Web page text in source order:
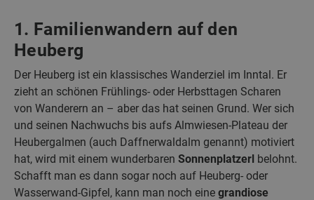
1. Familienwandern auf den
Heuberg
Der Heuberg ist ein klassisches Wanderziel im Inntal. Er
zieht an schönen Frühlings- oder Herbsttagen Scharen
von Wanderern an – aber das hat seinen Grund. Wer sich
und seinen Nachwuchs bis aufs Almwiesen-Plateau der
Heubergalmen (auch Daffnerwaldalm genannt) motiviert
hat, wird mit einem wunderbaren Sonnenplatzerl belohnt.
Schafft man es dann sogar noch auf Heuberg- oder
Wasserwand-Gipfel, kann man noch eine grandiose